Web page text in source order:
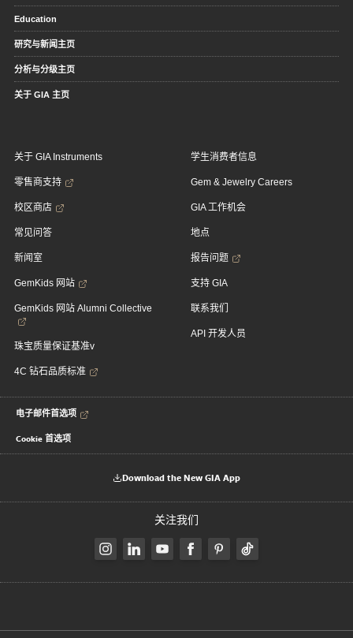
Education
研究与新闻主页
分析与分级主页
关于 GIA 主页
关于 GIA Instruments
零售商支持
校区商店
常见问答
新闻室
GemKids 网站
GemKids 网站 Alumni Collective
珠宝质量保证基准v
4C 钻石品质标准
学生消费者信息
Gem & Jewelry Careers
GIA 工作机会
地点
报告问题
支持 GIA
联系我们
API 开发人员
电子邮件首选项
Cookie 首选项
Download the New GIA App
关注我们